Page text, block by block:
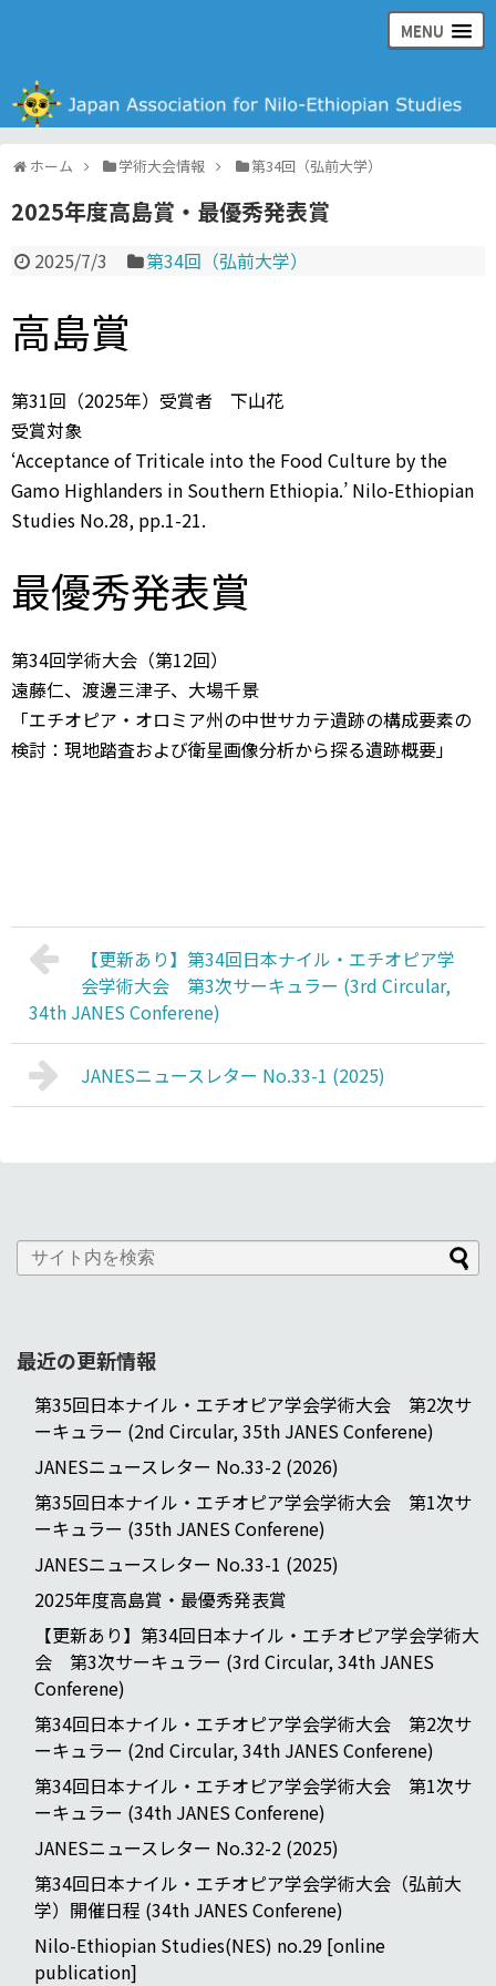
MENU
ホーム 学術大会情報 第34回（弘前大学）
2025年度高島賞・最優秀発表賞
2025/7/3 第34回（弘前大学）
高島賞
第31回（2025年）受賞者 下山花
受賞対象
‘Acceptance of Triticale into the Food Culture by the
Gamo Highlanders in Southern Ethiopia.’ Nilo-Ethiopian
Studies No.28, pp.1-21.
最優秀発表賞
第34回学術大会（第12回）
遠藤仁、渡邊三津子、大場千景
「エチオピア・オロミア州の中世サカテ遺跡の構成要素の
検討：現地踏査および衛星画像分析から探る遺跡概要」
【更新あり】第34回日本ナイル・エチオピア学
会学術大会 第3次サーキュラー (3rd Circular,
34th JANES Conferene)
JANESニュースレター No.33-1 (2025)
最近の更新情報
第35回日本ナイル・エチオピア学会学術大会 第2次サ
ーキュラー (2nd Circular, 35th JANES Conferene)
JANESニュースレター No.33-2 (2026)
第35回日本ナイル・エチオピア学会学術大会 第1次サ
ーキュラー (35th JANES Conferene)
JANESニュースレター No.33-1 (2025)
2025年度高島賞・最優秀発表賞
【更新あり】第34回日本ナイル・エチオピア学会学術大
会 第3次サーキュラー (3rd Circular, 34th JANES
Conferene)
第34回日本ナイル・エチオピア学会学術大会 第2次サ
ーキュラー (2nd Circular, 34th JANES Conferene)
第34回日本ナイル・エチオピア学会学術大会 第1次サ
ーキュラー (34th JANES Conferene)
JANESニュースレター No.32-2 (2025)
第34回日本ナイル・エチオピア学会学術大会（弘前大
学）開催日程 (34th JANES Conferene)
Nilo-Ethiopian Studies(NES) no.29 [online
publication]